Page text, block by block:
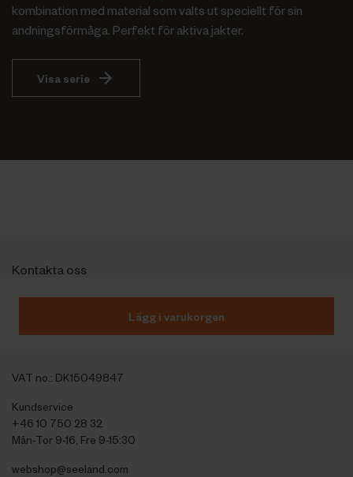
kombination med material som valts ut speciellt för sin
andningsförmåga. Perfekt för aktiva jakter.
Visa serie
Lägg i varukorgen
Kontakta oss
Outfit International A/S
DK 2670 Greve
VAT no.: DK15049847
Kundservice
+46 10 750 28 32
Mån-Tor 9-16, Fre 9-15:30
webshop@seeland.com